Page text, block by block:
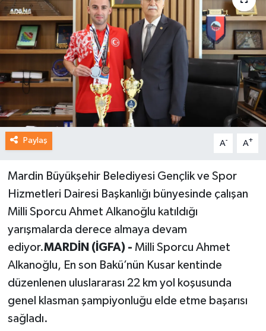
Paylaş A- A+
Mardin Büyükşehir Belediyesi Gençlik ve Spor
Hizmetleri Dairesi Başkanlığı bünyesinde çalışan
Milli Sporcu Ahmet Alkanoğlu katıldığı
yarışmalarda derece almaya devam
ediyor.MARDİN (İGFA) - Milli Sporcu Ahmet
Alkanoğlu, En son Bakü’nün Kusar kentinde
düzenlenen uluslararası 22 km yol koşusunda
genel klasman şampiyonluğu elde etme başarısı
sağladı.